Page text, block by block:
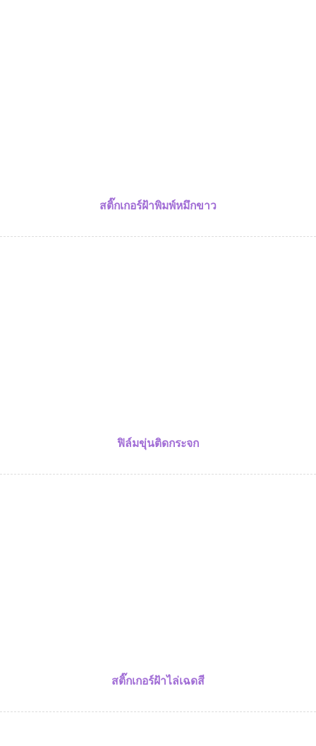
สติ๊กเกอร์ฝ้าพิมพ์หมึกขาว
ฟิล์มขุ่นติดกระจก
สติ๊กเกอร์ฝ้าไล่เฉดสี